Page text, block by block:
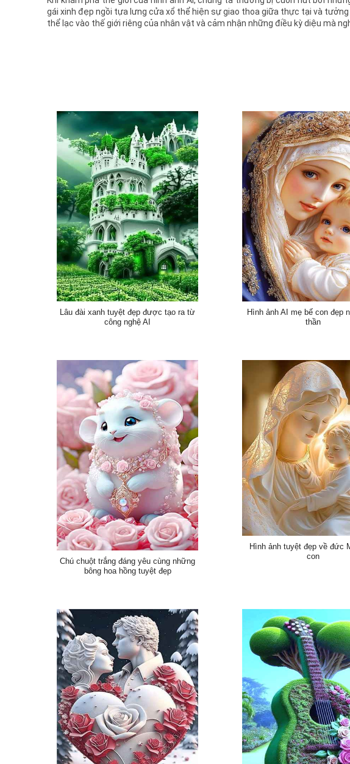
gái xinh đẹp ngồi tựa lưng cửa xổ thể hiện sự giao thoa giữa thực tại và
thể lạc vào thế giới riêng của nhân vật và cảm nhận những điều kỳ diệu mà
Lâu đài xanh tuyệt đẹp được tạo ra từ
công nghệ AI
Hình ảnh AI mẹ bế con đẹp
thần
Chú chuột trắng đáng yêu cùng những
bông hoa hồng tuyệt đẹp
Hình ảnh tuyệt đẹp về đức
con